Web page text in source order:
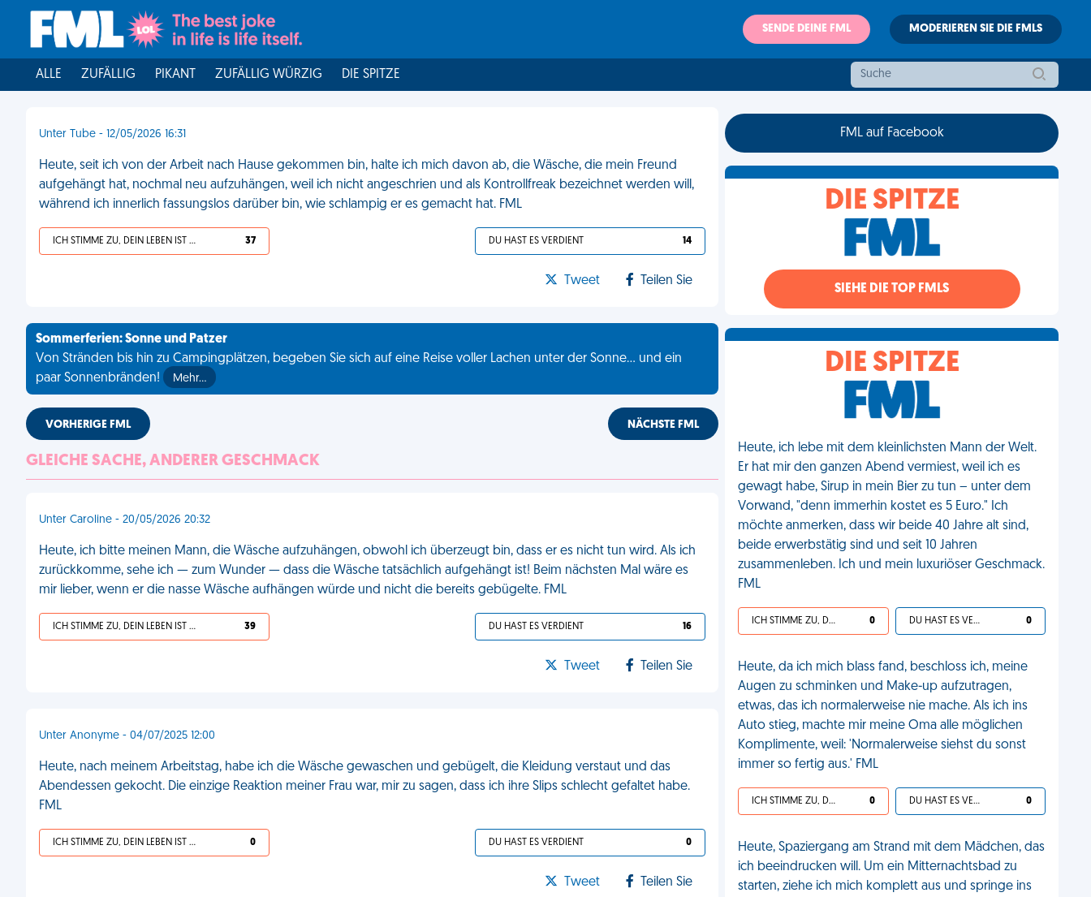
SENDE DEINE FML MODERIEREN SIE DIE FMLS
ALLE ZUFÄLLIG PIKANT ZUFÄLLIG WÜRZIG DIE SPITZE
Unter Tube - 12/05/2026 16:31
Heute, seit ich von der Arbeit nach Hause gekommen bin, halte ich mich davon ab, die Wäsche, die mein Freund
aufgehängt hat, nochmal neu aufzuhängen, weil ich nicht angeschrien und als Kontrollfreak bezeichnet werden will,
während ich innerlich fassungslos darüber bin, wie schlampig er es gemacht hat. FML
ICH STIMME ZU, DEIN LEBEN IST SCHEISSE 37 DU HAST ES VERDIENT 14
Tweet Teilen Sie
Sommerferien: Sonne und Patzer
Von Stränden bis hin zu Campingplätzen, begeben Sie sich auf eine Reise voller Lachen unter der Sonne... und ein
paar Sonnenbränden!
Mehr…
VORHERIGE FML NÄCHSTE FML
GLEICHE SACHE, ANDERER GESCHMACK
Unter Caroline - 20/05/2026 20:32
Heute, ich bitte meinen Mann, die Wäsche aufzuhängen, obwohl ich überzeugt bin, dass er es nicht tun wird. Als ich
zurückkomme, sehe ich — zum Wunder — dass die Wäsche tatsächlich aufgehängt ist! Beim nächsten Mal wäre es
mir lieber, wenn er die nasse Wäsche aufhängen würde und nicht die bereits gebügelte. FML
ICH STIMME ZU, DEIN LEBEN IST SCHEISSE 39 DU HAST ES VERDIENT 16
Tweet Teilen Sie
Unter Anonyme - 04/07/2025 12:00
Heute, nach meinem Arbeitstag, habe ich die Wäsche gewaschen und gebügelt, die Kleidung verstaut und das
Abendessen gekocht. Die einzige Reaktion meiner Frau war, mir zu sagen, dass ich ihre Slips schlecht gefaltet habe.
FML
ICH STIMME ZU, DEIN LEBEN IST SCHEISSE 0 DU HAST ES VERDIENT 0
Tweet Teilen Sie
FML auf Facebook
DIE SPITZE
SIEHE DIE TOP FMLS
DIE SPITZE
Heute, ich lebe mit dem kleinlichsten Mann der Welt.
Er hat mir den ganzen Abend vermiest, weil ich es
gewagt habe, Sirup in mein Bier zu tun – unter dem
Vorwand, "denn immerhin kostet es 5 Euro." Ich
möchte anmerken, dass wir beide 40 Jahre alt sind,
beide erwerbstätig sind und seit 10 Jahren
zusammenleben. Ich und mein luxuriöser Geschmack.
FML
ICH STIMME ZU, DEIN LEBEN IST SCHEISSE 0 DU HAST ES VERDIENT 0
Heute, da ich mich blass fand, beschloss ich, meine
Augen zu schminken und Make-up aufzutragen,
etwas, das ich normalerweise nie mache. Als ich ins
Auto stieg, machte mir meine Oma alle möglichen
Komplimente, weil: 'Normalerweise siehst du sonst
immer so fertig aus.' FML
ICH STIMME ZU, DEIN LEBEN IST SCHEISSE 0 DU HAST ES VERDIENT 0
Heute, Spaziergang am Strand mit dem Mädchen, das
ich beeindrucken will. Um ein Mitternachtsbad zu
starten, ziehe ich mich komplett aus und springe ins